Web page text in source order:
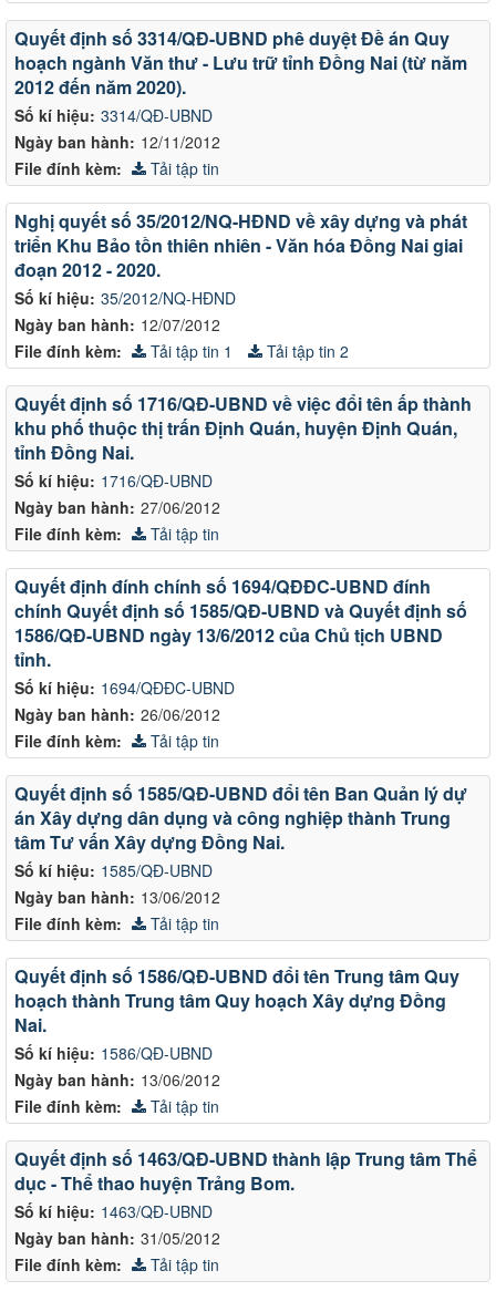
Số kí hiệu: 3314/QĐ-UBND
Ngày ban hành: 12/11/2012
Quyết định số 3314/QĐ-UBND phê duyệt Đề án Quy
hoạch ngành Văn thư - Lưu trữ tỉnh Đồng Nai (từ năm
2012 đến năm 2020).
File đính kèm: Tải tập tin
Số kí hiệu: 35/2012/NQ-HĐND
Ngày ban hành: 12/07/2012
Nghị quyết số 35/2012/NQ-HĐND về xây dựng và phát
triển Khu Bảo tồn thiên nhiên - Văn hóa Đồng Nai giai
đoạn 2012 - 2020.
File đính kèm: Tải tập tin 1 Tải tập tin 2
Số kí hiệu: 1716/QĐ-UBND
Ngày ban hành: 27/06/2012
Quyết định số 1716/QĐ-UBND về việc đổi tên ấp thành
khu phố thuộc thị trấn Định Quán, huyện Định Quán,
tỉnh Đồng Nai.
File đính kèm: Tải tập tin
Số kí hiệu: 1694/QĐĐC-UBND
Ngày ban hành: 26/06/2012
Quyết định đính chính số 1694/QĐĐC-UBND đính
chính Quyết định số 1585/QĐ-UBND và Quyết định số
1586/QĐ-UBND ngày 13/6/2012 của Chủ tịch UBND
tỉnh.
File đính kèm: Tải tập tin
Số kí hiệu: 1585/QĐ-UBND
Ngày ban hành: 13/06/2012
Quyết định số 1585/QĐ-UBND đổi tên Ban Quản lý dự
án Xây dựng dân dụng và công nghiệp thành Trung
tâm Tư vấn Xây dựng Đồng Nai.
File đính kèm: Tải tập tin
Số kí hiệu: 1586/QĐ-UBND
Ngày ban hành: 13/06/2012
Quyết định số 1586/QĐ-UBND đổi tên Trung tâm Quy
hoạch thành Trung tâm Quy hoạch Xây dựng Đồng
Nai.
File đính kèm: Tải tập tin
Số kí hiệu: 1463/QĐ-UBND
Ngày ban hành: 31/05/2012
Quyết định số 1463/QĐ-UBND thành lập Trung tâm Thể
dục - Thể thao huyện Trảng Bom.
File đính kèm: Tải tập tin